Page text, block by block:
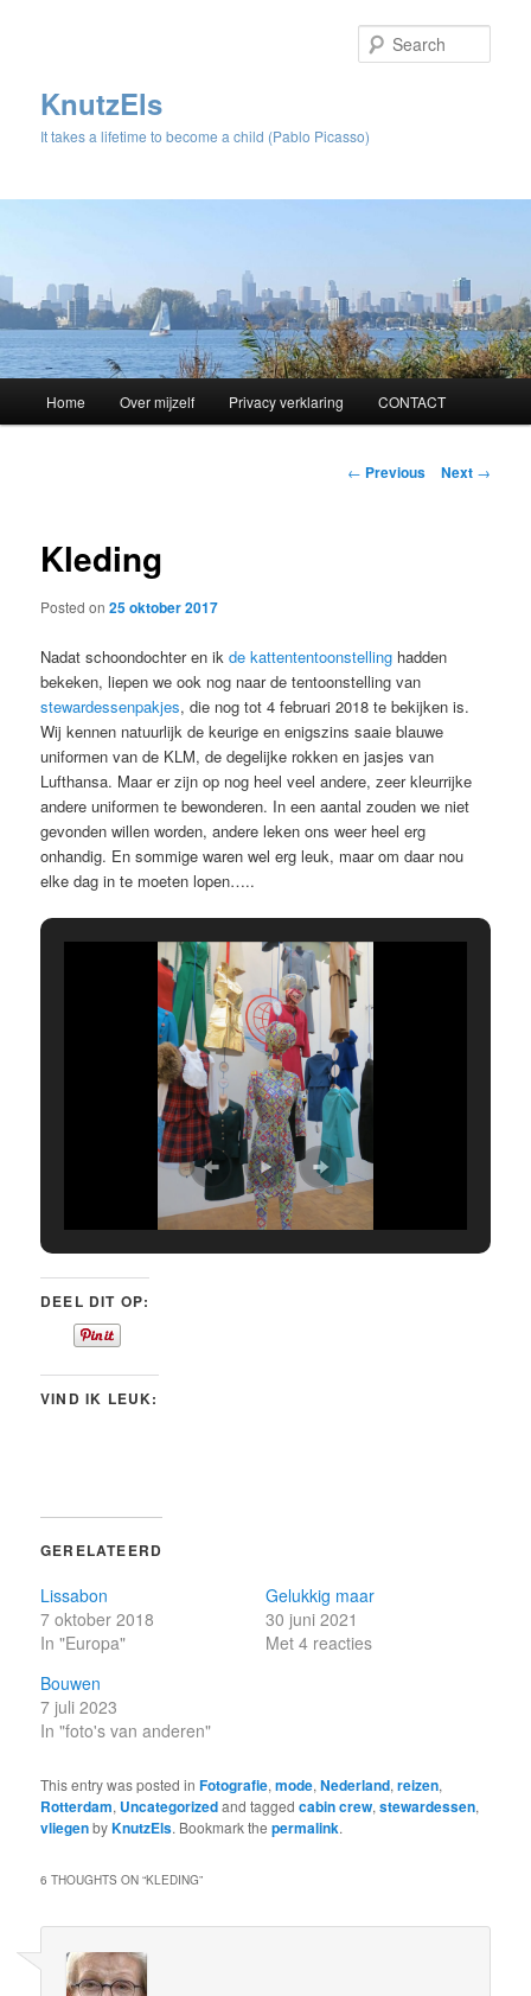
KnutzEls
It takes a lifetime to become a child (Pablo Picasso)
Skip
content
Home Over mijzelf Privacy verklaring CONTACT
Post
← Previous Next →
Kleding
Posted on25 oktober 2017
Nadat schoondochter en ikde kattententoonstelling hadden
bekeken, liepen we ook nog naar de tentoonstelling van
stewardessenpakjes, die nog tot 4 februari 2018 te bekijken is.
Wij kennen natuurlijk de keurige en enigszins saaie blauwe
uniformen van de KLM, de degelijke rokken en jasjes van
Lufthansa. Maar er zijn op nog heel veel andere, zeer kleurrijke
andere uniformen te bewonderen. In een aantal zouden we niet
gevonden willen worden, andere leken ons weer heel erg
onhandig. En sommige waren wel erg leuk, maar om daar nou
elke dag in te moeten lopen…..
DEEL DIT OP:
VIND IK LEUK:
GERELATEERD
Lissabon
7 oktober 2018
In "Europa"
Gelukkig maar
30 juni 2021
Met 4 reacties
Bouwen
7 juli 2023
In "foto's van anderen"
This entry was posted inFotografie,mode,Nederland,reizen,
Rotterdam, Uncategorizedand taggedcabin crew,stewardessen,
vliegenbyKnutzEls. Bookmark thepermalink.
6 THOUGHTS ON “KLEDING”